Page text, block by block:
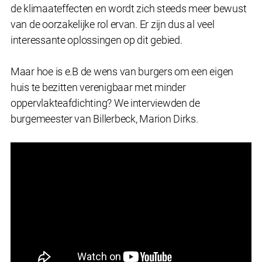
de klimaateffecten en wordt zich steeds meer bewust
van de oorzakelijke rol ervan. Er zijn dus al veel
interessante oplossingen op dit gebied.
Maar hoe is e.B de wens van burgers om een eigen
huis te bezitten verenigbaar met minder
oppervlakteafdichting? We interviewden de
burgemeester van Billerbeck, Marion Dirks.